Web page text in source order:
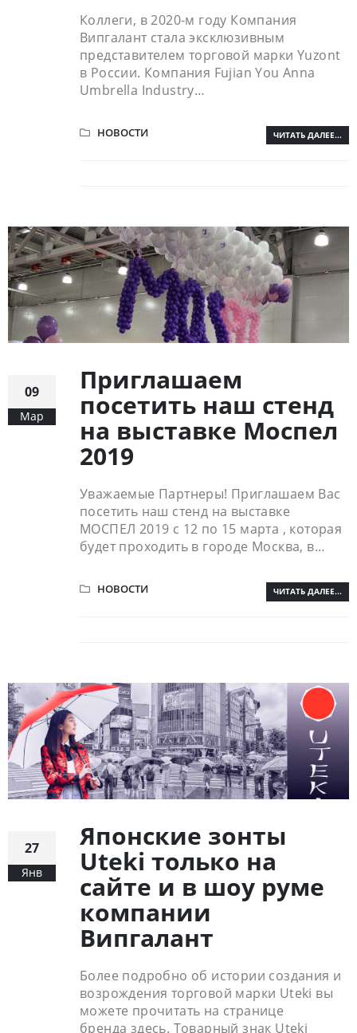
Коллеги, в 2020-м году Компания
Випгалант стала эксклюзивным
представителем торговой марки Yuzont
в России. Компания Fujian You Anna
Umbrella Industry…
НОВОСТИ ЧИТАТЬ ДАЛЕЕ...
09
Мар
Приглашаем
посетить наш стенд
на выставке Моспел
2019
Уважаемые Партнеры! Приглашаем Вас
посетить наш стенд на выставке
МОСПЕЛ 2019 с 12 по 15 марта , которая
будет проходить в городе Москва, в…
НОВОСТИ ЧИТАТЬ ДАЛЕЕ...
27
Янв
Японские зонты
Uteki только на
сайте и в шоу руме
компании
Випгалант
Более подробно об истории создания и
возрождения торговой марки Uteki вы
можете прочитать на странице
бренда здесь. Товарный знак Uteki